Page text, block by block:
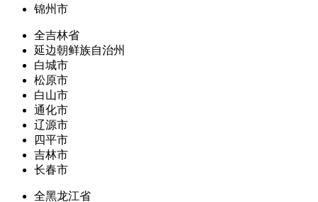
锦州市
全吉林省
延边朝鲜族自治州
白城市
松原市
白山市
通化市
辽源市
四平市
吉林市
长春市
全黑龙江省